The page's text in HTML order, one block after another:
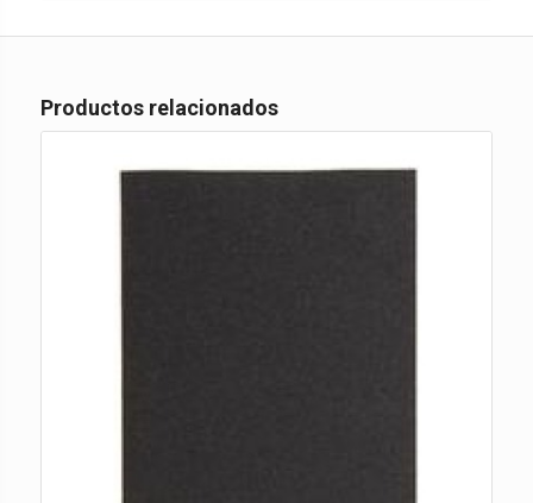
Productos relacionados